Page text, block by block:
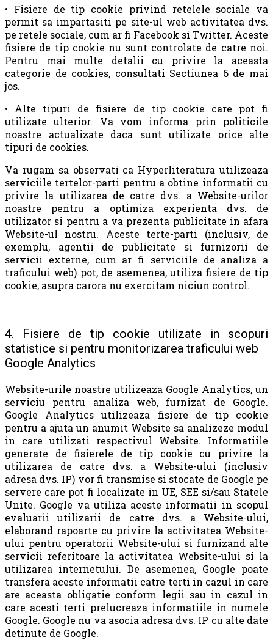
• Fisiere de tip cookie privind retelele sociale va
permit sa impartasiti pe site-ul web activitatea dvs.
pe retele sociale, cum ar fi Facebook si Twitter. Aceste
fisiere de tip cookie nu sunt controlate de catre noi.
Pentru mai multe detalii cu privire la aceasta
categorie de cookies, consultati Sectiunea 6 de mai
jos.
• Alte tipuri de fisiere de tip cookie care pot fi
utilizate ulterior. Va vom informa prin politicile
noastre actualizate daca sunt utilizate orice alte
tipuri de cookies.
Va rugam sa observati ca Hyperliteratura utilizeaza
serviciile tertelor-parti pentru a obtine informatii cu
privire la utilizarea de catre dvs. a Website-urilor
noastre pentru a optimiza experienta dvs. de
utilizator si pentru a va prezenta publicitate in afara
Website-ul nostru. Aceste terte-parti (inclusiv, de
exemplu, agentii de publicitate si furnizorii de
servicii externe, cum ar fi serviciile de analiza a
traficului web) pot, de asemenea, utiliza fisiere de tip
cookie, asupra carora nu exercitam niciun control.
4. Fisiere de tip cookie utilizate in scopuri
statistice si pentru monitorizarea traficului web
Google Analytics
Website-urile noastre utilizeaza Google Analytics, un
serviciu pentru analiza web, furnizat de Google.
Google Analytics utilizeaza fisiere de tip cookie
pentru a ajuta un anumit Website sa analizeze modul
in care utilizati respectivul Website. Informatiile
generate de fisierele de tip cookie cu privire la
utilizarea de catre dvs. a Website-ului (inclusiv
adresa dvs. IP) vor fi transmise si stocate de Google pe
servere care pot fi localizate in UE, SEE si/sau Statele
Unite. Google va utiliza aceste informatii in scopul
evaluarii utilizarii de catre dvs. a Website-ului,
elaborand rapoarte cu privire la activitatea Website-
ului pentru operatorii Website-ului si furnizand alte
servicii referitoare la activitatea Website-ului si la
utilizarea internetului. De asemenea, Google poate
transfera aceste informatii catre terti in cazul in care
are aceasta obligatie conform legii sau in cazul in
care acesti terti prelucreaza informatiile in numele
Google. Google nu va asocia adresa dvs. IP cu alte date
detinute de Google.